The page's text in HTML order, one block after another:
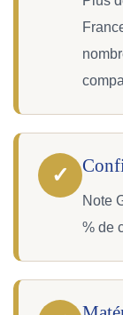
✓
Note
% de